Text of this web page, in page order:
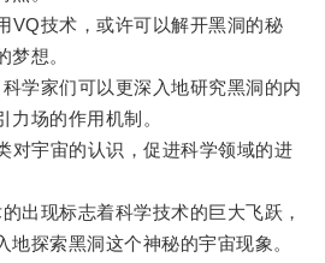
技术，或许可以解开黑洞的秘
梦想。
家们可以更深入地研究黑洞的内
力场的作用机制。
宇宙的认识，促进科学领域的进
现标志着科学技术的巨大飞跃，
地探索黑洞这个神秘的宇宙现象。